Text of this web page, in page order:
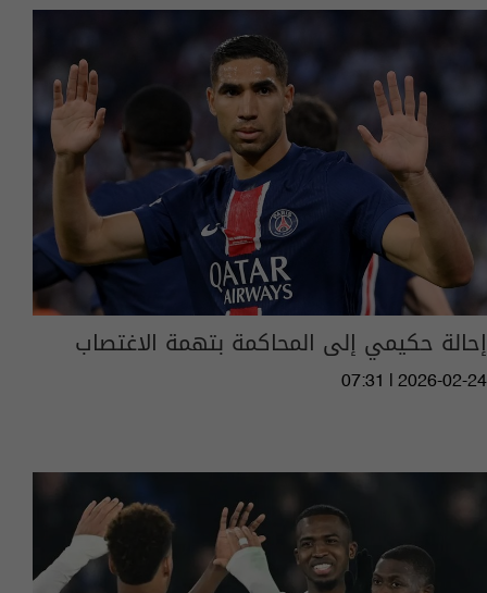
إحالة حكيمي إلى المحاكمة بتهمة الاغتصاب
07:31 | 2026-02-24